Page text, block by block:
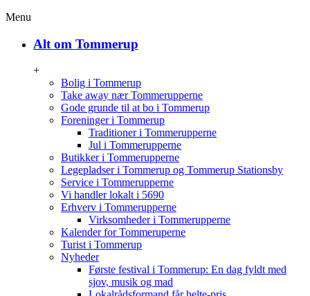
Menu
Alt om Tommerup
+
Bolig i Tommerup
Take away nær Tommerupperne
Gode grunde til at bo i Tommerup
Foreninger i Tommerup
Traditioner i Tommerupperne
Jul i Tommerupperne
Butikker i Tommerupperne
Legepladser i Tommerup og Tommerup Stationsby
Service i Tommerupperne
Vi handler lokalt i 5690
Erhverv i Tommerupperne
Virksomheder i Tommerupperne
Kalender for Tommeruperne
Turist i Tommerup
Nyheder
Første festival i Tommerup: En dag fyldt med
sjov, musik og mad